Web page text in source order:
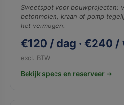
Sweetspot voor bouwprojecten:
betonmolen, kraan of pomp
het vermogen.
€120 / dag · €240 /
excl. BTW
Bekijk specs en reserveer →